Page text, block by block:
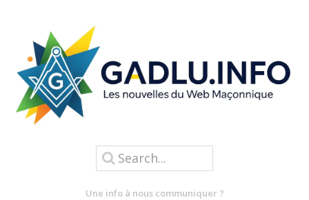
Une info à nous communiquer ?